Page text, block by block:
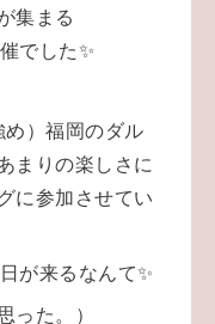
集まる
でした✨
）福岡のダル
まりの楽しさに
に参加させてい
が来るなんて✨
った。）